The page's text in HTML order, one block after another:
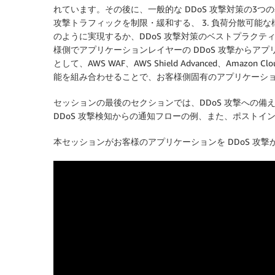
れています。その後に、一般的な DDoS 攻撃対策の3つ
攻撃トラフィックを制限・緩和する、 3. 負荷分散可能
のように実現するか、DDoS 攻撃対策のベストプラクテ
様側でアプリケーションレイヤーの DDoS 攻撃からア
として、AWS WAF、AWS Shield Advanced、Amazon
能を組み合わせることで、お客様側固有のアプリケーシ
セッションの最後のセクションでは、DDoS 攻撃への備
DDoS 攻撃検知からの通知フローの例、また、ポストイ
本セッションがお客様のアプリケーションを DDoS 攻